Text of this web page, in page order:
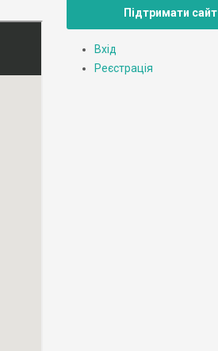
Підтримати сайт
Вхід
Реєстрація